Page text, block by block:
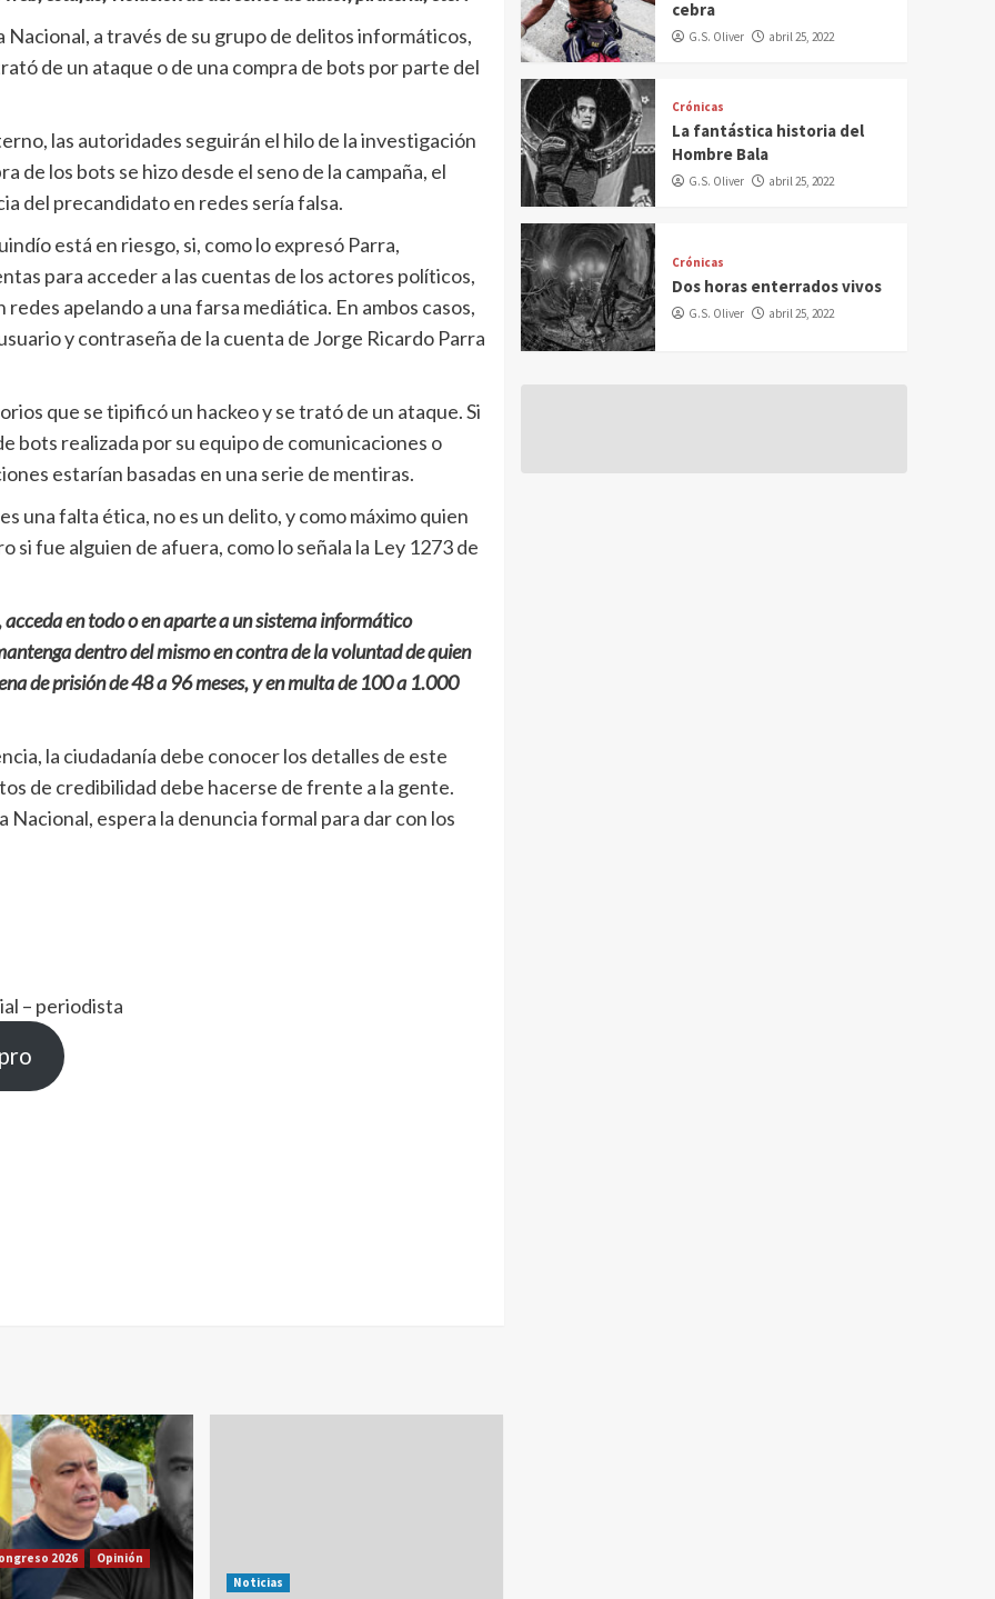
a través de su grupo de delitos informáticos,
de un ataque o de una compra de bots por parte del
las autoridades seguirán el hilo de la investigación
de los bots se hizo desde el seno de la campaña, el
del precandidato en redes sería falsa.
está en riesgo, si, como lo expresó Parra,
para acceder a las cuentas de los actores políticos,
apelando a una farsa mediática. En ambos casos,
y contraseña de la cuenta de Jorge Ricardo Parra
que se tipificó un hackeo y se trató de un ataque. Si
bots realizada por su equipo de comunicaciones o
estarían basadas en una serie de mentiras.
una falta ética, no es un delito, y como máximo quien
fue alguien de afuera, como lo señala la Ley 1273 de
en todo o en aparte a un sistema informático
dentro del mismo en contra de la voluntad de quien
de prisión de 48 a 96 meses, y en multa de 100 a 1.000
la ciudadanía debe conocer los detalles de este
de credibilidad debe hacerse de frente a la gente.
espera la denuncia formal para dar con los
– periodista
2026
Opinión
Noticias
cebra
G.S. Oliver abril 25, 2022
Crónicas
La fantástica historia del
Hombre Bala
G.S. Oliver abril 25, 2022
Crónicas
Dos horas enterrados vivos
G.S. Oliver abril 25, 2022